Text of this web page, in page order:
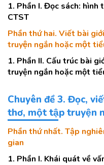
1. Phần I. Đọc sách:
CTST
Phần thứ hai. Viết bài
truyện ngắn hoặc một
1. Phần II. Cấu trúc bài
truyện ngắn hoặc một
Chuyên đề 3. Đọc,
thơ, một tập truyện
Phần thứ nhất. Tập
gian
1. Phần I. Khái quát về